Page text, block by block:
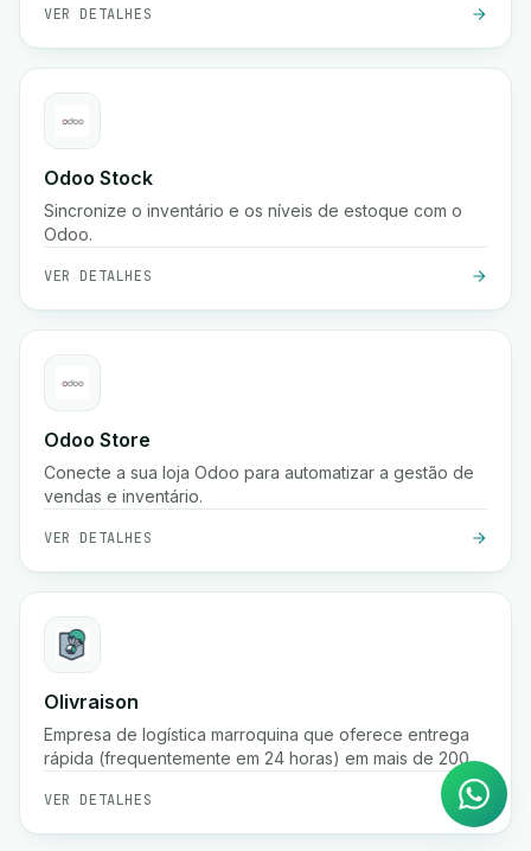
VER DETALHES
Odoo Stock
Sincronize o inventário e os níveis de estoque com o
Odoo.
VER DETALHES
Odoo Store
Conecte a sua loja Odoo para automatizar a gestão de
vendas e inventário.
VER DETALHES
Olivraison
Empresa de logística marroquina que oferece entrega
rápida (frequentemente em 24 horas) em mais de 200
cidades, fulfillment de e-commerce, rastreamento de
encomendas em tempo real, gestão de pagamento na
entrega e serviços de armazenamento.
VER DETALHES
WhatsApp